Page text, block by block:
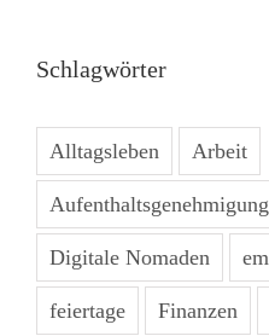
Schlagwörter
Alltagsleben Arbeit
Aufenthaltsgenehmigung
Digitale Nomaden
feiertage Finanzen